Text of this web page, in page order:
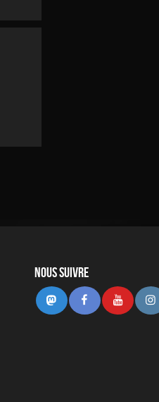
Nous suivre
MastodonFacebookYoutube